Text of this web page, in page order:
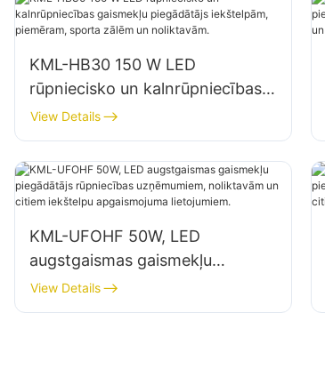
KML-HB30 150 W LED
rūpniecisko un kalnrūpniecības
gaismekļu piegādātājs
iekštelpām, piemēram, sporta
zālēm un noliktavām.
View Details
KML-UFOHF 50W, LED
augstgaismas gaismekļu
piegādātājs rūpniecības
uzņēmumiem, noliktavām un
View Details